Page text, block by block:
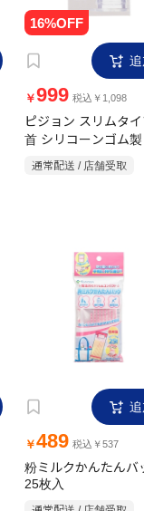
￥999 税込￥1,098
ピジョン スリムタイ
首 シリコーンゴム製
通常配送 / 店舗受取
￥ 489
粉ミルクかんたんバ
25枚入
通常配送 / 店舗受取